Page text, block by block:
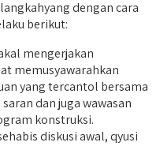
dengan cara
berikut:
mengerjakan
memusyawarahkan
yang tercantol bersama
dan juga wawasan
konstruksi.
diskusi awal, qyusi